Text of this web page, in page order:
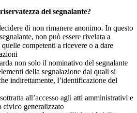
del segnalante?
di non rimanere anonimo. In questo
non può essere rivelata a
competenti a ricevere o a dare
non solo il nominativo del segnalante
della segnalazione dai quali si
indirettamente, l’identificazione del
all’accesso agli atti amministrativi e
civico generalizzato